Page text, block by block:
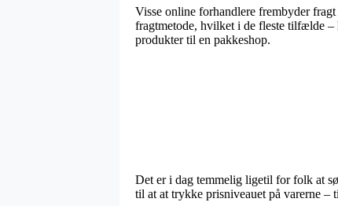
Visse online forhandlere frembyder
fragtmetode, hvilket i de fleste tilfælde
produkter til en pakkeshop.
Det er i dag temmelig ligetil for folk at
til at at trykke prisniveauet på varerne –